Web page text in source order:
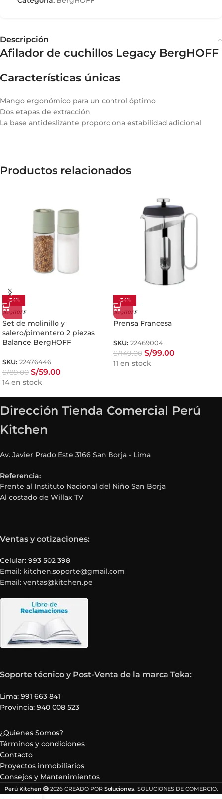
Descripción
Afilador de cuchillos Legacy BergHOFF
Características únicas
Mango ergonómico para un control óptimo
Dos etapas de extracción
La base antideslizante proporciona estabilidad adicional
Productos relacionados
-34%
Set de molinillo y
salero/pimentero 2 piezas
Balance BergHOFF
SKU: 22476446
S/89.00 S/59.00
14 en stock
-34%
Prensa Francesa
SKU: 22469004
S/149.00 S/99.00
11 en stock
Dirección Tienda Comercial Perú
Kitchen
Av. Javier Prado Este 3166 San Borja - Lima
Referencia:
Frente al Instituto Nacional del Niño San Borja
Al costado de Willax TV
Ventas y cotizaciones:
Celular: 993 502 398
Email: kitchen.soporte@gmail.com
Email: ventas@kitchen.pe
Soporte técnico y Post-Venta de la marca Teka:
Lima: 991 663 841
Provincia: 940 008 523
¿Quienes Somos?
Términos y condiciones
Contacto
Proyectos inmobiliarios
Consejos y Mantenimientos
Perú Kitchen 2026 CREADO POR Soluciones. SOLUCIONES DE COMERCIO.